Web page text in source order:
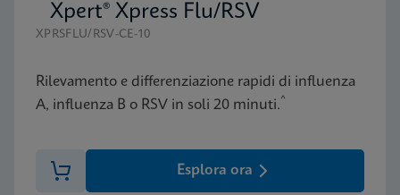
Xpert® Xpress Flu/RSV
XPRSFLU/RSV-CE-10
Rilevamento e differenziazione rapidi di influenza
A, influenza B o RSV in soli 20 minuti.^
Esplora ora